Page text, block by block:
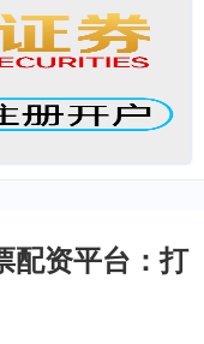
配资平台：打